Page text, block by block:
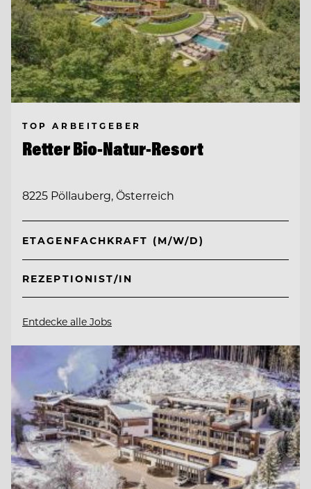
TOP ARBEITGEBER
Retter Bio-Natur-Resort
8225 Pöllauberg, Österreich
ETAGENFACHKRAFT (M/W/D)
REZEPTIONIST/IN
Entdecke alle Jobs